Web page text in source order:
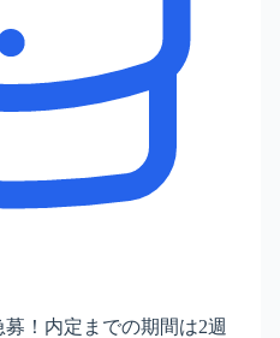
募！内定までの期間は2週